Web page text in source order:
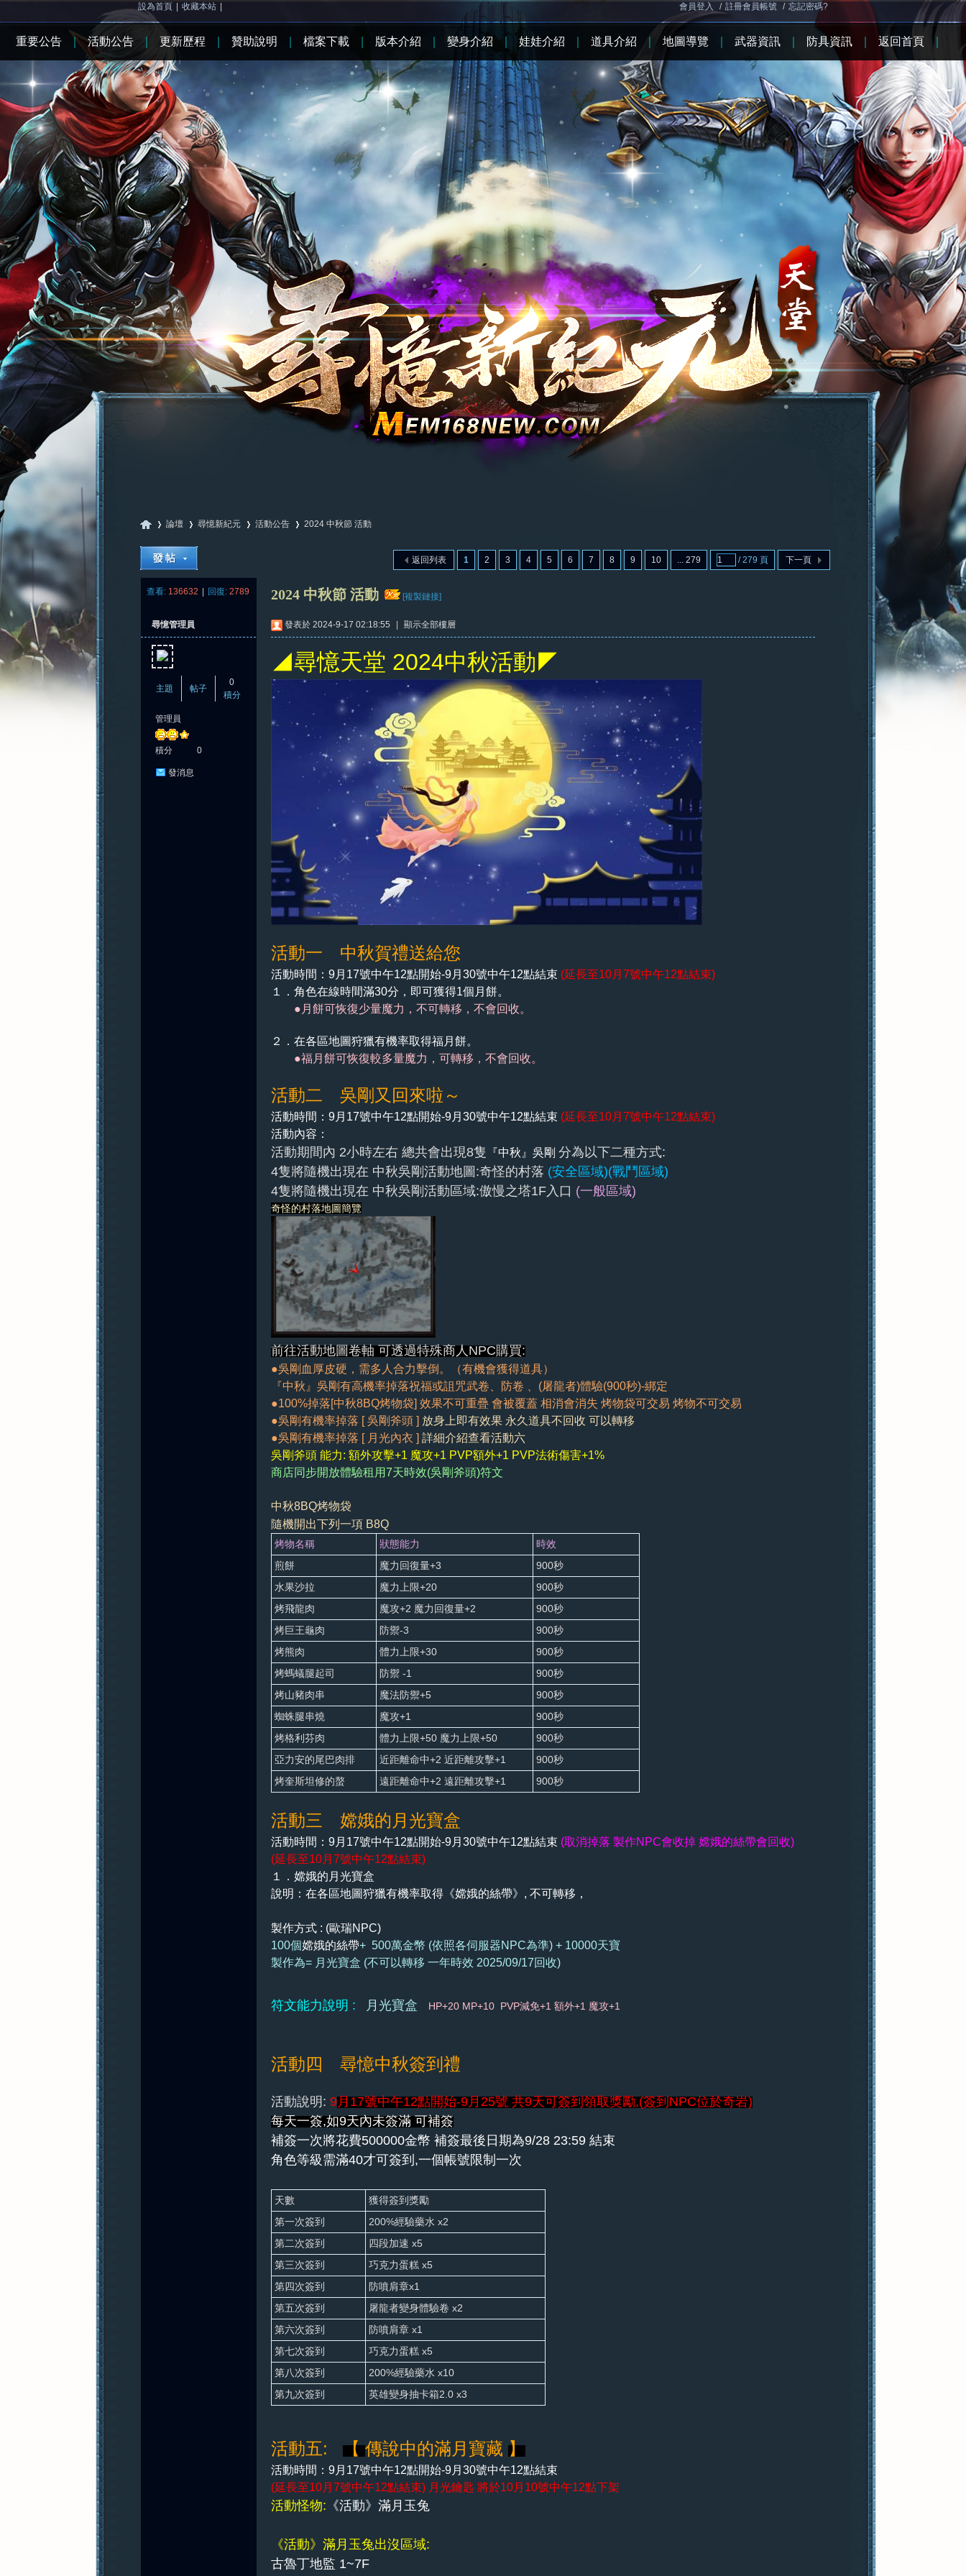
設為首頁 收藏本站 會員登入 / 註冊會員帳號 / 忘記密碼?
尋 »
論壇
›
尋憶新紀元
›
活動公告 2024 中秋節 活動
1 2 3 4 5 6 7 8 9 10 ... 279 / 279 頁 下一頁
返回列表
查看: 136632 回復: 2789 2024 中秋節 活動 [複製鏈接]
尋憶管理員
主題 帖子
0
積分
管理員
積分 0
發消息
發表於 2024-9-17 02:18:55 顯示全部樓層
◢尋憶天堂 2024中秋活動◤
活動一 中秋賀禮送給您
活動時間： 9月17號中午12點開始-9月30號中午12點結束 (延長至10月7號中午12點結束)
１．角色在線時間滿30分，即可獲得1個月餅。
●月餅可恢復少量魔力，不可轉移，不會回收。
２．在各區地圖狩獵有機率取得福月餅。
●福月餅可恢復較多量魔力，可轉移，不會回收。
活動二 吳剛又回來啦～
活動時間：9月17號中午12點開始-9月30號中午12點結束 (延長至10月7號中午12點結束)
活動內容：
活動期間內 2小時左右 總共會出現8隻 『中秋』 吳剛 分為以下二種方式:
4隻將隨機出現在 中秋吳剛活動地圖:奇怪的村落 (安全區域)(戰鬥區域)
4隻將隨機出現在 中秋吳剛 活動區域:傲慢之塔1F入口 (一般區域)
奇怪的村落地圖簡覽
前往活動地圖卷軸 可透過特殊商人NPC購買:
●吳剛血厚皮硬，需多人合力擊倒。（有機會獲得道具）
『中秋』吳剛有高機率掉落祝福或詛咒武卷、防卷
(屠龍者)體驗(900秒)-綁定
●100%掉落[中秋8BQ烤物袋] 效果不可重疊 會被覆蓋 相消會消失 烤物袋可交易 烤物不可交易
●吳剛有機率掉落 [ 吳剛斧頭 ] 放身上即有效果 永久道具不回收 可以轉移
●吳剛有機率掉落 [ 月光內衣 ] 詳細介紹查看活動六
吳剛斧頭 能力: 額外攻擊+1 魔攻+1 PVP額外+1 PVP法術傷害+1%
商店同步開放體驗租用7天時效(吳剛斧頭)符文
中秋8BQ烤物袋
隨機開出下列一項 B8Q
烤物名稱 狀態能力
時效
煎餅
魔力回復量+3
900秒
水果沙拉
魔力上限+20
900秒
烤飛龍肉
魔攻+2 魔力回復量+2
900秒
烤巨王龜肉
防禦-3
900秒
烤熊肉
體力上限+30
900秒
烤螞蟻腿起司
防禦 -1
900秒
烤山豬肉串
魔法防禦+5
900秒
蜘蛛腿串燒
魔攻+1
900秒
烤格利芬肉
體力上限+50 魔力上限+50
900秒
亞力安的尾巴肉排
近距離命中+2 近距離攻擊+1
900秒
烤奎斯坦修的螯
遠距離命中+2 遠距離攻擊+1 900秒
活動三 嫦娥的月光寶盒
活動時間：9月17號中午12點開始-9月30號中午12點結束 (取消掉落 製作NPC會收掉 嫦娥的絲帶會回收)
(延長至10月7號中午12點結束)
１． 嫦娥的月光寶盒
說明：在各區地圖狩獵有機率取得《嫦娥的絲帶》 , 不可轉移，
製作方式 : (歐瑞NPC)
100個嫦娥的絲帶+ 500萬金幣 (依照各伺服器NPC為準) + 10000天寶
製作為= 月光寶盒 (不可以轉移 一年時效 2025/09/17回收)
符文能力說明 : 月光寶盒 HP+20 MP+10 PVP減免+1 額外+1 魔攻+1
活動四 尋憶中秋簽到禮
活動說明: 9月17號中午12點開始-9月25號 共9天可簽到領取獎勵,(簽到NPC位於奇岩)
每天一簽,如9天內未簽滿 可補簽
補簽一次將花費500000金幣 補簽最後日期為9/28 23:59 結束
角色等級需滿40才可簽到,一個帳號限制一次
天數
獲得簽到獎勵
第一次簽到
200%經驗藥水 x2
第二次簽到
四段加速 x5
第三次簽到
巧克力蛋糕 x5
第四次簽到
防噴肩章x1
第五次簽到
屠龍者變身體驗卷 x2
第六次簽到
防噴肩章 x1
第七次簽到
巧克力蛋糕 x5
第八次簽到
200%經驗藥水 x10
第九次簽到
英雄變身抽卡箱2.0 x3
活動五: 【傳說中的滿月寶藏 】
活動時間： 9月17號中午12點開始-9月30號中午12點結束
(延長至10月7號中午12點結束) 月光鑰匙 將於10月10號中午12點下架
活動怪物: 《活動》滿月玉兔
《活動》滿月玉兔出沒 區域:
古魯丁地監 1~7F